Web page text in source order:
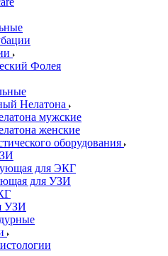
Фолея
Нелатона
мужские
женские
оборудования
для ЭКГ
для УЗИ
УЗИ